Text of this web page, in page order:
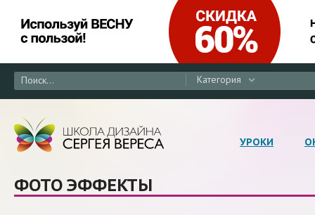
Категория
УРОКИ
ФОТО ЭФФЕКТЫ